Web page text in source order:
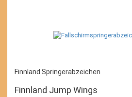
Finnland Springerabzeichen
Finnland Jump Wings